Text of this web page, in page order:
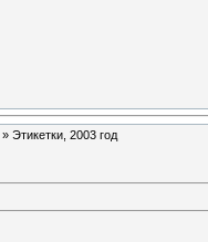
» Этикетки, 2003 год